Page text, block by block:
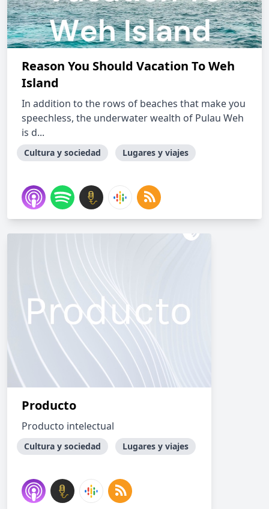
Reason You Should Vacation To Weh
Island
In addition to the rows of beaches that make you
speechless, the underwater wealth of Pulau Weh
is d...
Cultura y sociedad Lugares y viajes
Producto
Producto intelectual
Cultura y sociedad Lugares y viajes